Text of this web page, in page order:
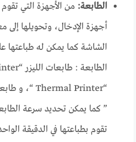
الطابعة: من الأجهزة التي
أجهزة الإدخال، وتحويلها إلى
الشاشة كما يمكن له طباعتها
” كما يمكن تحديد سرعة
تقوم بطباعتها في الدقيقة